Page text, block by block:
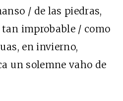
/ de las piedras,
improbable / como
en invierno,
un solemne vaho de